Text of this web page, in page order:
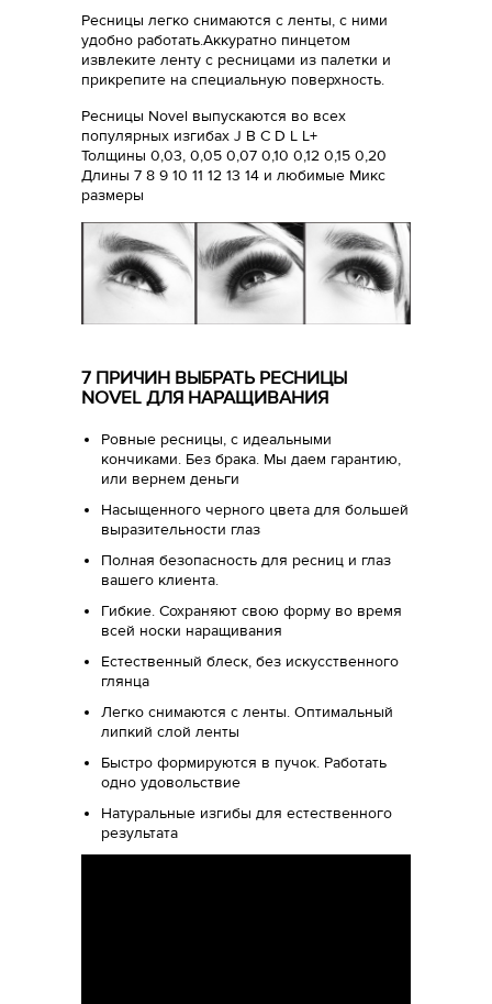
Ресницы легко снимаются с ленты, с ними
удобно работать.Аккуратно пинцетом
извлеките ленту с ресницами из палетки и
прикрепите на специальную поверхность.
Ресницы Novel выпускаются во всех
популярных изгибах J B C D L L+
Толщины 0,03, 0,05 0,07 0,10 0,12 0,15 0,20
Длины 7 8 9 10 11 12 13 14 и любимые Микс
размеры
7 ПРИЧИН ВЫБРАТЬ РЕСНИЦЫ
NOVEL ДЛЯ НАРАЩИВАНИЯ
Ровные ресницы, с идеальными
кончиками. Без брака. Мы даем гарантию,
или вернем деньги
Насыщенного черного цвета для большей
выразительности глаз
Полная безопасность для ресниц и глаз
вашего клиента.
Гибкие. Сохраняют свою форму во время
всей носки наращивания
Естественный блеск, без искусственного
глянца
Легко снимаются с ленты. Оптимальный
липкий слой ленты
Быстро формируются в пучок. Работать
одно удовольствие
Натуральные изгибы для естественного
результата